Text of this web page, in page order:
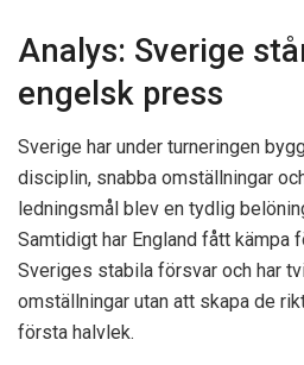
Analys: Sverige
engelsk press
Sverige har under turneringen
disciplin, snabba omställningar
ledningsmål blev en tydlig
Samtidigt har England fått kämpa
Sveriges stabila försvar och har
omställningar utan att skapa de
första halvlek.